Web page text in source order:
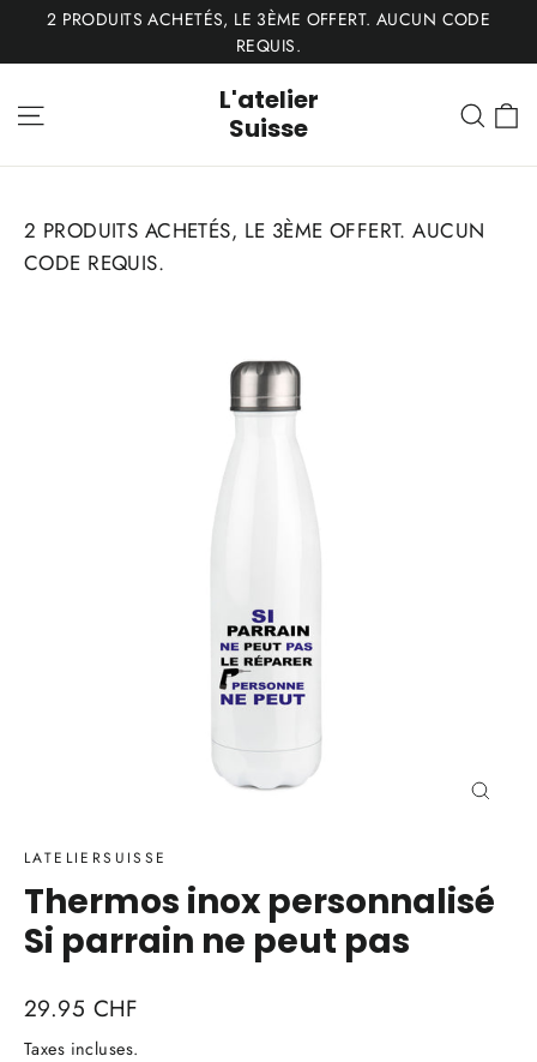
Passer2 PRODUITS ACHETÉS, LE 3ÈME OFFERT. AUCUN CODE
REQUIS.
L'atelier
Suisse
2 PRODUITS ACHETÉS, LE 3ÈME OFFERT. AUCUN
CODE REQUIS.
LATELIERSUISSE
Thermos inox personnalisé
Si parrain ne peut pas
Prix
régulier
29.95 CHF
Taxes incluses.